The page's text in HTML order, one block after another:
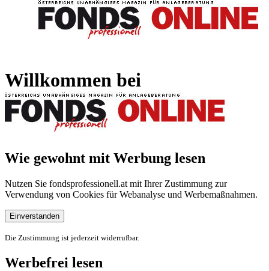
Willkommen bei
Wie gewohnt mit Werbung lesen
Nutzen Sie fondsprofessionell.at mit Ihrer Zustimmung zur
Verwendung von Cookies für Webanalyse und Werbemaßnahmen.
Einverstanden
Die Zustimmung ist jederzeit widerrufbar.
Werbefrei lesen